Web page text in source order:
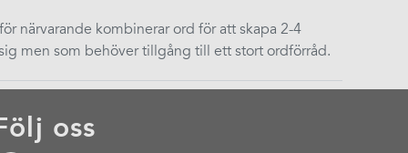
närvarande kombinerar ord för att skapa 2-4
men som behöver tillgång till ett stort ordförråd.
oss